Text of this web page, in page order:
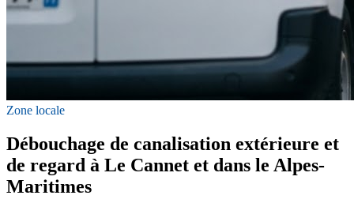
Zone locale
Débouchage de canalisation extérieure et
de regard à Le Cannet et dans le Alpes-
Maritimes